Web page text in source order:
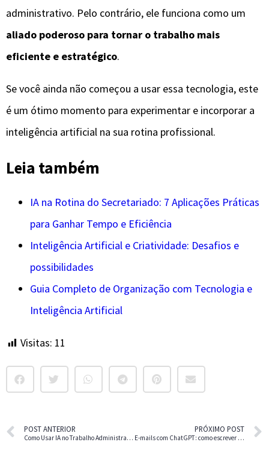
administrativo. Pelo contrário, ele funciona como um
aliado poderoso para tornar o trabalho mais
eficiente e estratégico.
Se você ainda não começou a usar essa tecnologia, este
é um ótimo momento para experimentar e incorporar a
inteligência artificial na sua rotina profissional.
Leia também
IA na Rotina do Secretariado: 7 Aplicações Práticas
para Ganhar Tempo e Eficiência
Inteligência Artificial e Criatividade: Desafios e
possibilidades
Guia Completo de Organização com Tecnologia e
Inteligência Artificial
Visitas: 11
POST ANTERIOR
Como Usar IA no Trabalho Administrativo e Aumentar a Produtividade
PRÓXIMO POST
E-mails com ChatGPT: como escrever mensagens profissionais mais rápido